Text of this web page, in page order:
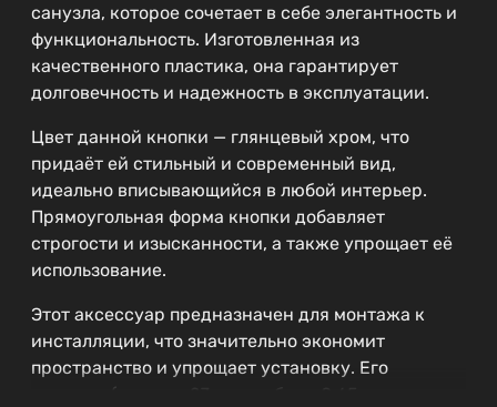
санузла, которое сочетает в себе элегантность и
функциональность. Изготовленная из
качественного пластика, она гарантирует
долговечность и надежность в эксплуатации.
Цвет данной кнопки — глянцевый хром, что
придаёт ей стильный и современный вид,
идеально вписывающийся в любой интерьер.
Прямоугольная форма кнопки добавляет
строгости и изысканности, а также упрощает её
использование.
Этот аксессуар предназначен для монтажа к
инсталляции, что значительно экономит
пространство и упрощает установку. Его
размеры (ширина 23 см, глубина 0.65 см, высота